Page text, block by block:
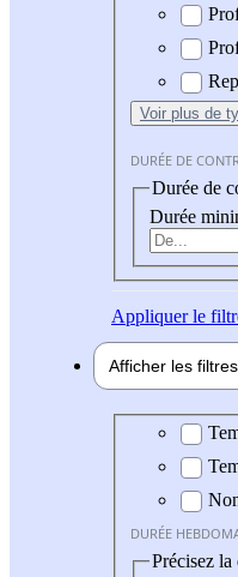
Voir plus de
DURÉE DE
Durée de
Durée
Appliquerle
Afficher les
Durée
DURÉE
Précisez la